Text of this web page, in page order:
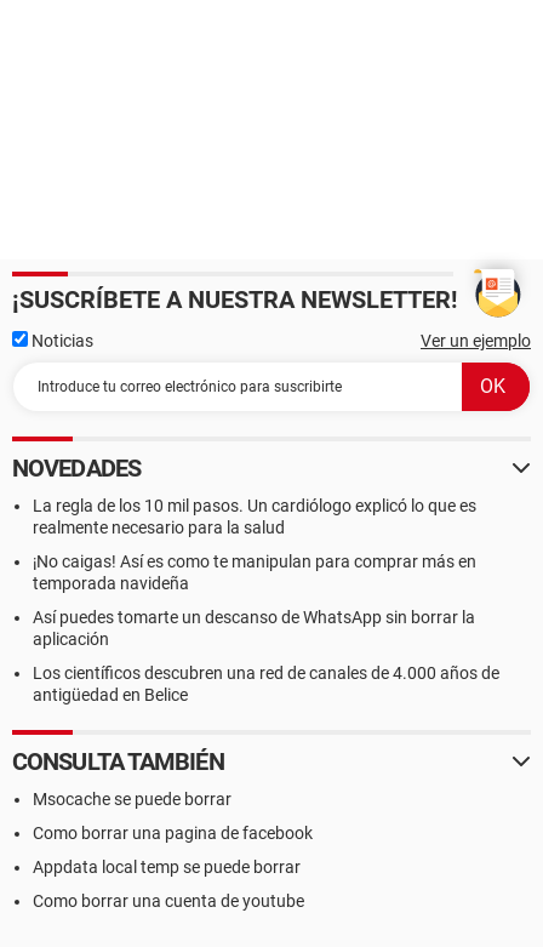
¡SUSCRÍBETE A NUESTRA NEWSLETTER!
Noticias Ver un ejemplo
NOVEDADES
La regla de los 10 mil pasos. Un cardiólogo explicó lo que es
realmente necesario para la salud
¡No caigas! Así es como te manipulan para comprar más en
temporada navideña
Así puedes tomarte un descanso de WhatsApp sin borrar la
aplicación
Los científicos descubren una red de canales de 4.000 años de
antigüedad en Belice
CONSULTA TAMBIÉN
Msocache se puede borrar
Como borrar una pagina de facebook
Appdata local temp se puede borrar
Como borrar una cuenta de youtube